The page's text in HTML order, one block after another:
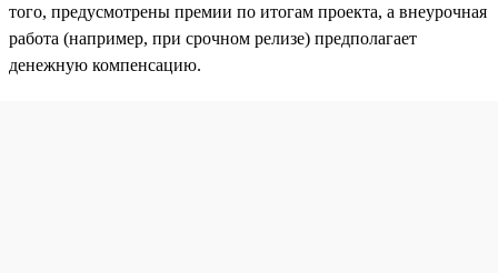
того, предусмотрены премии по итогам проекта, а внеурочная
работа (например, при срочном релизе) предполагает
денежную компенсацию.